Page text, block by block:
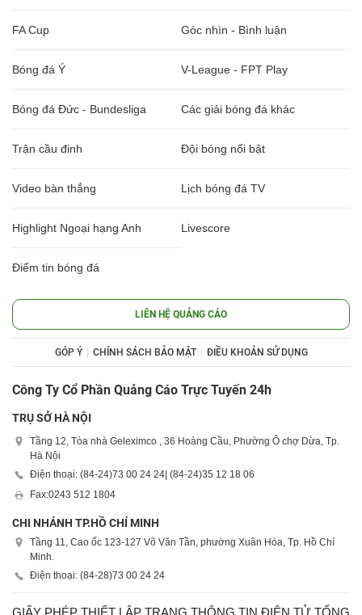
FA Cup Góc nhìn - Bình luận
Bóng đá Ý V-League - FPT Play
Bóng đá Đức - Bundesliga Các giải bóng đá khác
Trận cầu đinh Đội bóng nổi bật
Video bàn thắng Lịch bóng đá TV
Highlight Ngoại hạng Anh Livescore
Điểm tin bóng đá
LIÊN HỆ QUẢNG CÁO
GÓP Ý CHÍNH SÁCH BẢO MẬT ĐIỀU KHOẢN SỬ DỤNG
Công Ty Cổ Phần Quảng Cáo Trực Tuyến 24h
TRỤ SỞ HÀ NỘI
Tầng 12, Tòa nhà Geleximco , 36 Hoàng Cầu, Phường Ô chợ Dừa, Tp.
Hà Nội
Điện thoại: (84-24)73 00 24 24| (84-24)35 12 18 06
Fax:0243 512 1804
CHI NHÁNH TP.HỒ CHÍ MINH
Tầng 11, Cao ốc 123-127 Võ Văn Tần, phường Xuân Hòa, Tp. Hồ Chí
Minh.
Điện thoại: (84-28)73 00 24 24
GIẤY PHÉP THIẾT LẬP TRANG THÔNG TIN ĐIỆN TỬ TỔNG